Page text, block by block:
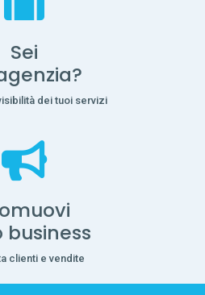
Sei
dei tuoi servizi
business
clienti e vendite